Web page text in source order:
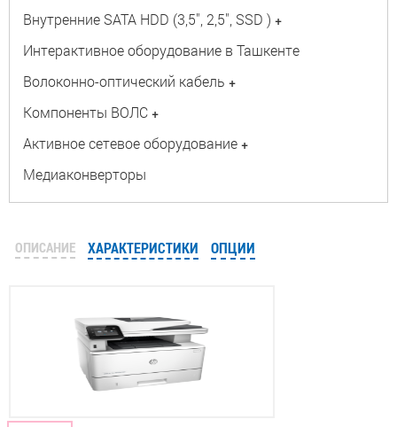
Внутренние SATA HDD (3,5", 2,5", SSD ) +
Интерактивное оборудование в Ташкенте
Волоконно-оптический кабель +
Компоненты ВОЛС +
Активное сетевое оборудование +
Медиаконверторы
ОПИСАНИЕ ХАРАКТЕРИСТИКИ ОПЦИИ